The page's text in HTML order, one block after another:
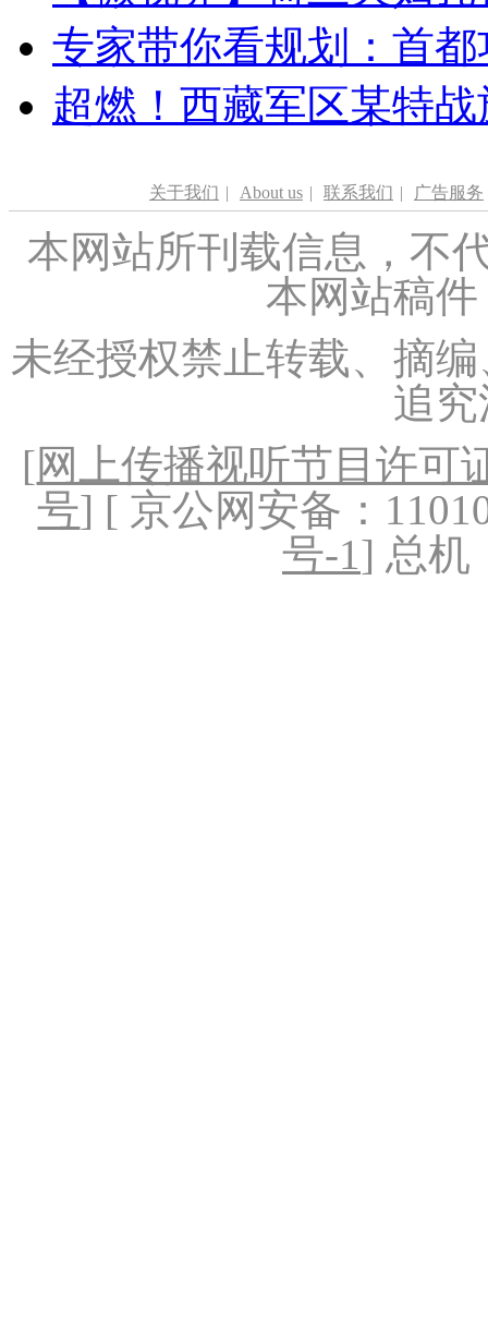
专家带你看规划：首
超燃！西藏军区某特
关于我们 | About us | 联系我们 | 广告服务
本网站所刊载信息，不
本网站稿
未经授权禁止转载、摘
追
[网上传播视听节目许可
号] [ 京公网安备：
号-1] 总机